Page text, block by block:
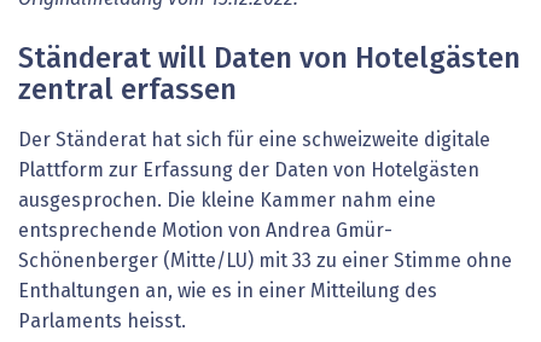
Ständerat will Daten von Hotelgästen
zentral erfassen
Der Ständerat hat sich für eine schweizweite digitale
Plattform zur Erfassung der Daten von Hotelgästen
ausgesprochen. Die kleine Kammer nahm eine
entsprechende Motion von Andrea Gmür-
Schönenberger (Mitte/LU) mit 33 zu einer Stimme ohne
Enthaltungen an, wie es in einer Mitteilung des
Parlaments heisst.